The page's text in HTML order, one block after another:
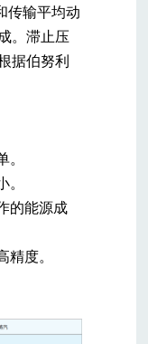
传输平均动
。滞止压
据伯努利
。
。
的能源成
精度。